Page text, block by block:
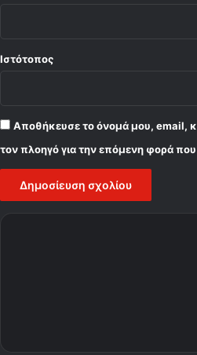
Ιστότοπος
Αποθήκευσε το όνομά μου, email,
τον πλοηγό για την επόμενη φορά